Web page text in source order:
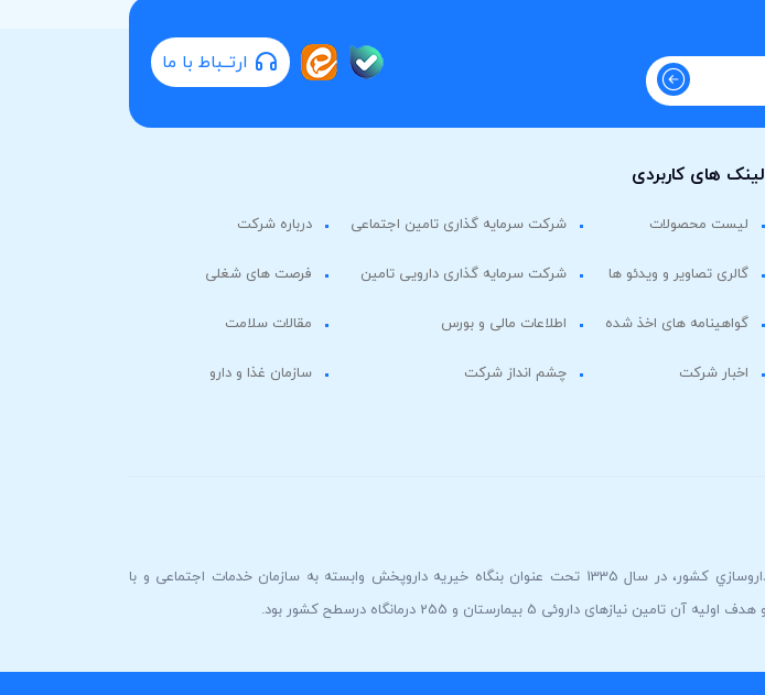
ارتــباط با ما
لینک های کاربردی
لیست محصولات
گالری تصاویر و ویدئو ها
گواهینامه های اخذ شده
اخبار شرکت
شرکت سرمایه گذاری تامین اجتماعی
شرکت سرمایه گذاری دارویی تامین
اطلاعات مالی و بورس
چشم انداز شرکت
درباره شرکت
فرصت های شغلی
مقالات سلامت
سازمان غذا و دارو
شرکت کارخانجات داروپخش به عنوان بزرگترين و با سابقه ترين شركت داروسازي كشور، در سال 1335 تحت عنوان بنگاه خیریه داروپخش وابسته به سازمان خدمات اجتماعی و با